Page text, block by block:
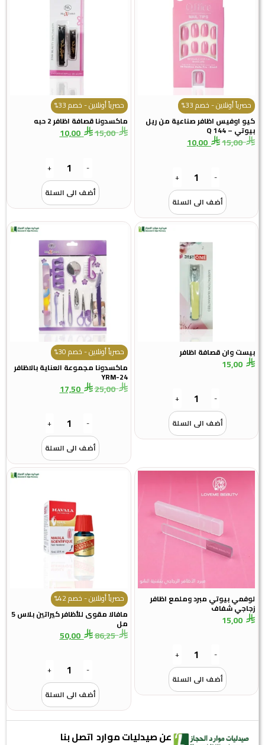
حصرياً أونلاين - خصم 33%
كيو اوفيس اظافر صناعية من ريل
بيوتي – Q 144
15,00
10,00
-
+
أضف الى السلة
حصرياً أونلاين - خصم 33%
ماكسدونا قصافة اظافر 2 حبه
15,00
10,00
-
+
أضف الى السلة
بيست وان قصافة اظافر
15,00
-
+
أضف الى السلة
حصرياً أونلاين - خصم 30%
ماكسدونا مجموعة العناية بالاظافر
YRM-24
25,00
17,50
-
+
أضف الى السلة
لوفمي بيوتي مبرد وملمع اظافر
زجاجي شفاف
15,00
-
+
أضف الى السلة
حصرياً أونلاين - خصم 42%
مافالا مقوى للأظافر كيراتين بلاس 5
مل
86,25
50,00
-
+
أضف الى السلة
عن صيدليات موارد اتصل بنا